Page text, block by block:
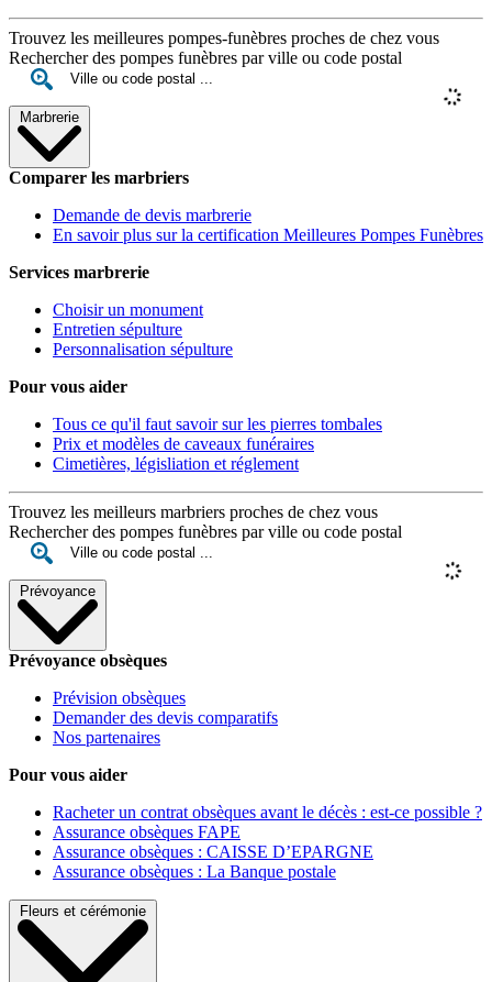
Trouvez les meilleures pompes-funèbres proches de chez vous
Rechercher des pompes funèbres par ville ou code postal
Marbrerie
Comparer les marbriers
Demande de devis marbrerie
En savoir plus sur la certification Meilleures Pompes Funèbres
Services marbrerie
Choisir un monument
Entretien sépulture
Personnalisation sépulture
Pour vous aider
Tous ce qu'il faut savoir sur les pierres tombales
Prix et modèles de caveaux funéraires
Cimetières, législiation et réglement
Trouvez les meilleurs marbriers proches de chez vous
Rechercher des pompes funèbres par ville ou code postal
Prévoyance
Prévoyance obsèques
Prévision obsèques
Demander des devis comparatifs
Nos partenaires
Pour vous aider
Racheter un contrat obsèques avant le décès : est-ce possible ?
Assurance obsèques FAPE
Assurance obsèques : CAISSE D’EPARGNE
Assurance obsèques : La Banque postale
Fleurs et cérémonie